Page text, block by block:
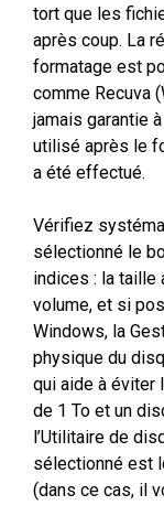
tort que les
après coup. La
formatage est
comme Recuva
jamais garantie
utilisé après le
a été effectué.
Vérifiez
sélectionné le
indices : la taille
volume, et si
Windows, la
physique du
qui aide à éviter
de 1 To et un
l’Utilitaire de
sélectionné est
(dans ce cas, il